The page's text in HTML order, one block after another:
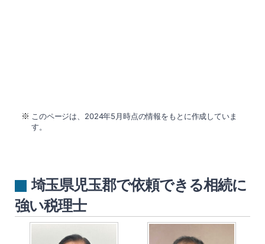
このページは、2024年5月時点の情報をもとに作成していま
す。
埼玉県児玉郡で依頼できる相続に
強い税理士